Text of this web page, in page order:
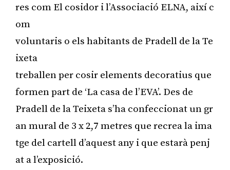
res com El cosidor i l’Associació ELNA, així c
om
voluntaris o els habitants de Pradell de la Te
ixeta
treballen per cosir elements decoratius que
formen part de ‘La casa de l’EVA’. Des de
Pradell de la Teixeta s’ha confeccionat un gr
an mural de 3 x 2,7 metres que recrea la ima
tge del cartell d’aquest any i que estarà penj
at a l’exposició.